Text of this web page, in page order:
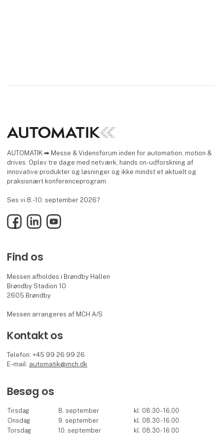
AUTOMATIK ➡ Messe & Vidensforum inden for automation, motion &
drives. Oplev tre dage med netværk, hands on-udforskning af
innovative produkter og løsninger og ikke mindst et aktuelt og
praksisnært konferenceprogram.
Ses vi 8.-10. september 2026?
FacebookLinkedInYouTube
Find os
Messen afholdes i Brøndby Hallen
Brøndby Stadion 10
2605 Brøndby
Messen arrangeres af MCH A/S
Kontakt os
Telefon: +45 99 26 99 26
E-mail: automatik@mch.dk
Besøg os
Tirsdag 8. september
kl. 08.30 - 16.00
Onsdag
9. september
kl. 08.30 - 16.00
Torsdag
10. september kl. 08.30 - 16.00